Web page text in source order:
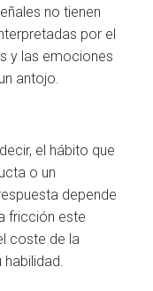
no tienen
por el
y las emociones
antojo.
el hábito que
o un
depende
fricción este
coste de la